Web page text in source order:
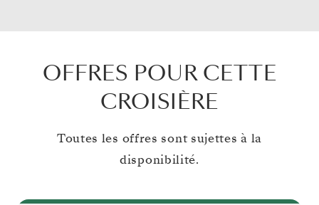
OFFRES POUR CETTE
CROISIÈRE
Toutes les offres sont sujettes à la
disponibilité.